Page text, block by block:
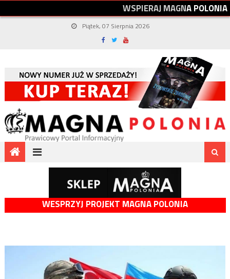
WSPIERAJMAGNAPOLONIA
Piątek, 07 Sierpnia 2026
WESPRZYJ PROJEKT MAGNA POLONIA